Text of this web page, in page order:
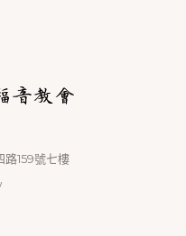
159號七樓